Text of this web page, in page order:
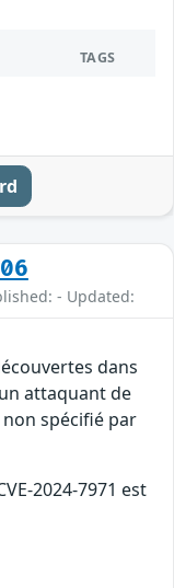
TAGS
- Updated:
dans
attaquant de
spécifié par
2024-7971 est